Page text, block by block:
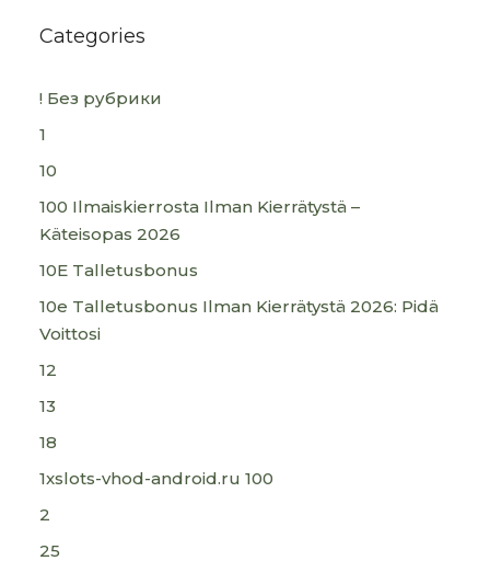
Categories
! Без рубрики
1
10
100 Ilmaiskierrosta Ilman Kierrätystä –
Käteisopas 2026
10E Talletusbonus
10e Talletusbonus Ilman Kierrätystä 2026: Pidä
Voittosi
12
13
18
1xslots-vhod-android.ru 100
2
25